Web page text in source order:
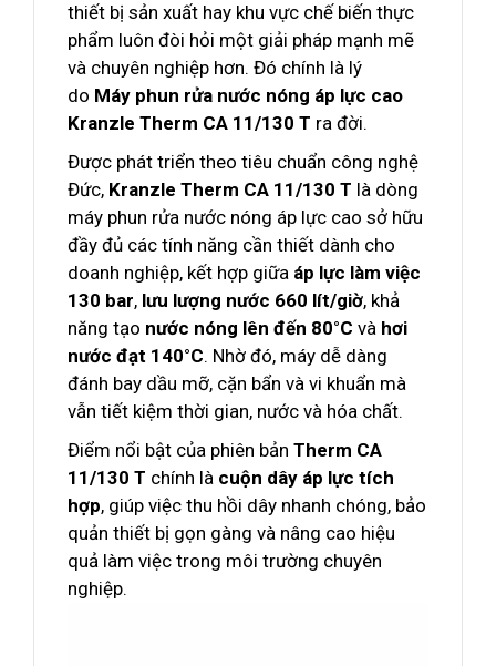
thiết bị sản xuất hay khu vực chế biến thực
phẩm luôn đòi hỏi một giải pháp mạnh mẽ
và chuyên nghiệp hơn. Đó chính là lý
do Máy phun rửa nước nóng áp lực cao
Kranzle Therm CA 11/130 T ra đời.
Được phát triển theo tiêu chuẩn công nghệ
Đức, Kranzle Therm CA 11/130 T là dòng
máy phun rửa nước nóng áp lực cao sở hữu
đầy đủ các tính năng cần thiết dành cho
doanh nghiệp, kết hợp giữa áp lực làm việc
130 bar, lưu lượng nước 660 lít/giờ, khả
năng tạo nước nóng lên đến 80°C và hơi
nước đạt 140°C. Nhờ đó, máy dễ dàng
đánh bay dầu mỡ, cặn bẩn và vi khuẩn mà
vẫn tiết kiệm thời gian, nước và hóa chất.
Điểm nổi bật của phiên bản Therm CA
11/130 T chính là cuộn dây áp lực tích
hợp, giúp việc thu hồi dây nhanh chóng, bảo
quản thiết bị gọn gàng và nâng cao hiệu
quả làm việc trong môi trường chuyên
nghiệp.